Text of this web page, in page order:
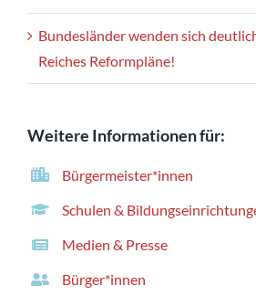
Bundesländer wenden sich
Reiches Reformpläne!
Weitere Informationen für:
Bürgermeister*innen
Schulen &
Medien & Presse
Bürger*innen